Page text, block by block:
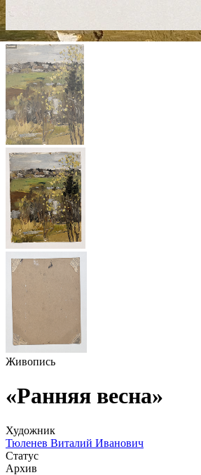
Живопись
«Ранняя весна»
Художник
Тюленев Виталий Иванович
Статус
Архив